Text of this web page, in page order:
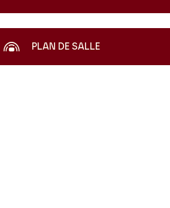
PLAN DE SALLE